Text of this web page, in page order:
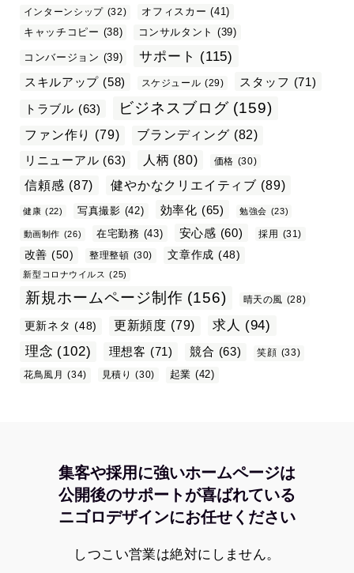
インターンシップ (32) オフィスカー (41)
キャッチコピー (38) コンサルタント (39)
コンバージョン (39) サポート (115)
スキルアップ (58) スケジュール (29) スタッフ (71)
トラブル (63) ビジネスブログ (159)
ファン作り (79) ブランディング (82)
リニューアル (63) 人柄 (80) 価格 (30)
信頼感 (87) 健やかなクリエイティブ (89)
健康 (22) 写真撮影 (42) 効率化 (65) 勉強会 (23)
動画制作 (26) 在宅勤務 (43) 安心感 (60) 採用 (31)
改善 (50) 整理整頓 (30) 文章作成 (48)
新型コロナウイルス (25)
新規ホームページ制作 (156) 晴天の風 (28)
更新ネタ (48) 更新頻度 (79) 求人 (94)
理念 (102) 理想客 (71) 競合 (63) 笑顔 (33)
花鳥風月
(34) 見積り (30) 起業 (42)
集客や採用に強いホームページは
公開後のサポートが喜ばれている
ニゴロデザインにお任せください
しつこい営業は絶対にしません。